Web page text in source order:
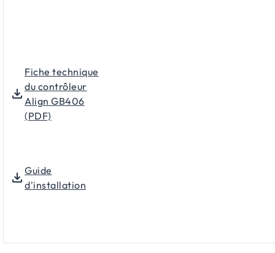
Fiche technique
du contrôleur
Align GB406
(PDF)
Guide
d'installation